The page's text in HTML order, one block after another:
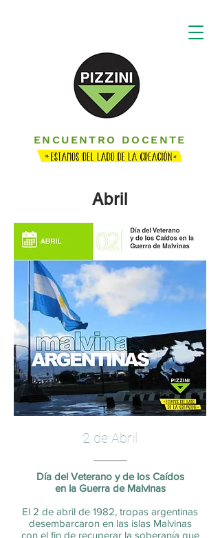
ENCUENTRO DOCENTE
Abril
2 de Abril
Día del Veterano y de los Caídos
en la Guerra de Malvinas
El 2 de abril de 1982, tropas argentinas
desembarcaron en las islas Malvinas
con el fin de recuperar la soberanía que